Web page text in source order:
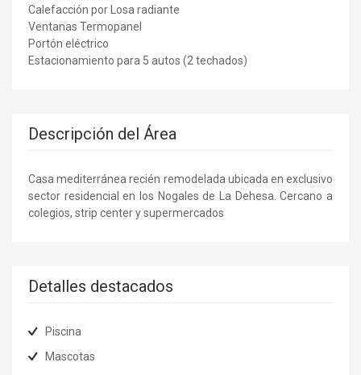
Calefacción por Losa radiante
Ventanas Termopanel
Portón eléctrico
Estacionamiento para 5 autos (2 techados)
Descripción del Área
Casa mediterránea recién remodelada ubicada en exclusivo
sector residencial en los Nogales de La Dehesa. Cercano a
colegios, strip center y supermercados
Detalles destacados
Piscina
Mascotas